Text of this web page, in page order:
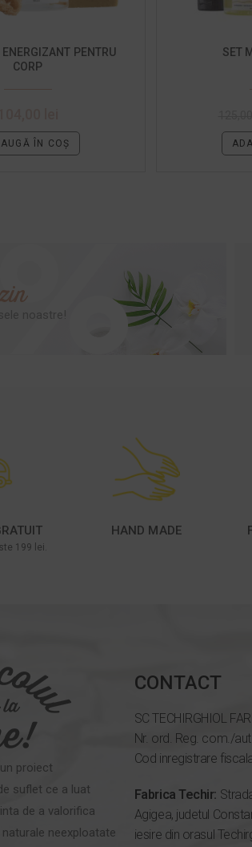
PENTRU
CORP
ÎN COȘ
SET
noastre!
199 lei.
HAND MADE
proiect
suflet ce a luat
de a valorifica
neexploatate
CONTACT
SC TECHIRGHIOL
Nr. ord. Reg. com./
Cod inregistrare
Fabrica Techir:
Agigea, judetul
iesire din orasul